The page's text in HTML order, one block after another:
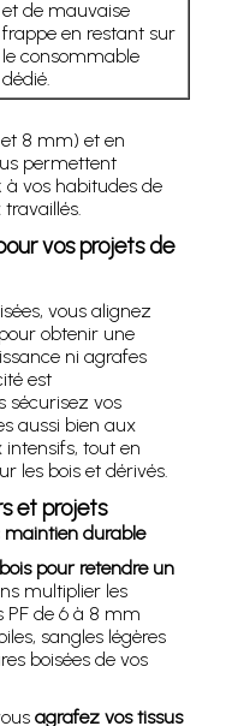
et de mauvaise
frappe en restant sur
le consommable
dédié.
8 mm) et en
permettent
à vos habitudes de
vos projets de
vous alignez
obtenir une
ni agrafes
est
sécurisez vos
aussi bien aux
intensifs, tout en
les bois et dérivés.
et projets
maintien durable
pour retendre un
multiplier les
PF de 6 à 8 mm
sangles légères
boisées de vos
agrafez vos tissus